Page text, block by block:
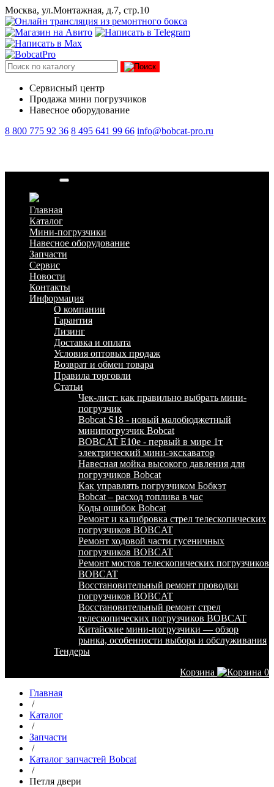
Москва, ул.Монтажная, д.7, стр.10
Сервисный центр
Продажа мини погрузчиков
Навесное оборудование
8 800 775 92 36 8 495 641 99 66 info@bobcat-pro.ru
Главная
Каталог
Мини-погрузчики
Навесное оборудование
Запчасти
Сервис
Новости
Контакты
Информация
О компании
Гарантия
Лизинг
Доставка и оплата
Условия оптовых продаж
Возврат и обмен товара
Правила торговли
Статьи
Чек-лист: как правильно выбрать мини-
погрузчик
Bobcat S18 - новый малобюджетный
минипогрузчик Bobcat
BOBCAT E10e - первый в мире 1т
электрический мини-экскаватор
Навесная мойка высокого давления для
погрузчиков Bobcat
Как управлять погрузчиком Бобкэт
Bobcat – расход топлива в час
Коды ошибок Bobcat
Ремонт и калибровка стрел телескопических
погрузчиков BOBCAT
Ремонт ходовой части гусеничных
погрузчиков BOBCAT
Ремонт мостов телескопических погрузчиков
BOBCAT
Восстановительный ремонт проводки
погрузчиков BOBCAT
Восстановительный ремонт стрел
телескопических погрузчиков BOBCAT
Китайские мини-погрузчики — обзор
рынка, особенности выбора и обслуживания
Тендеры
Корзина
0
Главная
/
Каталог
/
Запчасти
/
Каталог запчастей Bobcat
/
Петля двери